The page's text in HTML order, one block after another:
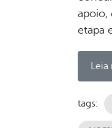
apoio,
etapa
Leia
tags: